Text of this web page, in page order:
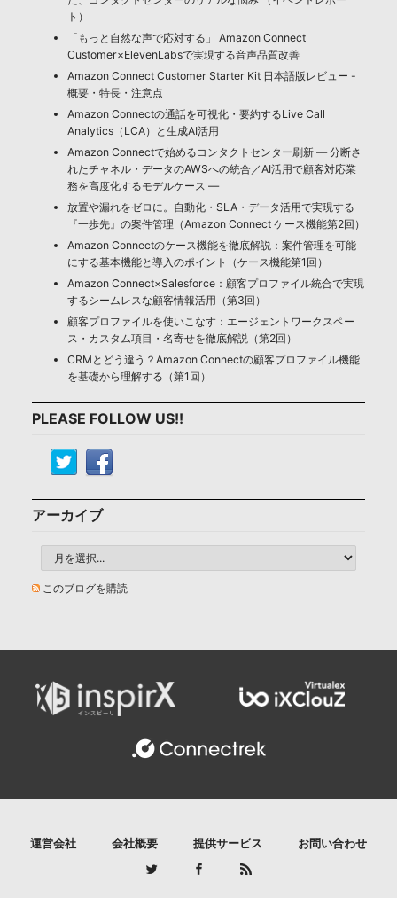
ト）
「もっと自然な声で応対する」 Amazon Connect
Customer×ElevenLabsで実現する音声品質改善
Amazon Connect Customer Starter Kit 日本語版レビュー -
概要・特長・注意点
Amazon Connectの通話を可視化・要約するLive Call
Analytics（LCA）と生成AI活用
Amazon Connectで始めるコンタクトセンター刷新 ― 分断さ
れたチャネル・データのAWSへの統合／AI活用で顧客対応業
務を高度化するモデルケース ―
放置や漏れをゼロに。自動化・SLA・データ活用で実現する
『一歩先』の案件管理（Amazon Connect ケース機能第2回）
Amazon Connectのケース機能を徹底解説：案件管理を可能
にする基本機能と導入のポイント（ケース機能第1回）
Amazon Connect×Salesforce：顧客プロファイル統合で実現
するシームレスな顧客情報活用（第3回）
顧客プロファイルを使いこなす：エージェントワークスペー
ス・カスタム項目・名寄せを徹底解説（第2回）
CRMとどう違う？Amazon Connectの顧客プロファイル機能
を基礎から理解する（第1回）
PLEASE FOLLOW US!!
アーカイブ
このブログを購読
運営会社 会社概要 提供サービス お問い合わせ